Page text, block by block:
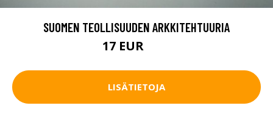
SUOMEN TEOLLISUUDEN ARKKITEHTUURIA
17 EUR
LISÄTIETOJA